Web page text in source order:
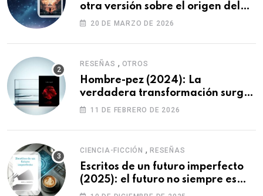
otra versión sobre el origen del
ser humano
20 DE MARZO DE 2026
RESEÑAS , OTROS
Hombre-pez (2024): La
verdadera transformación surge
de uno mismo.
11 DE FEBRERO DE 2026
CIENCIA-FICCIÓN , RESEÑAS
Escritos de un futuro imperfecto
(2025): el futuro no siempre es
como imaginamos…